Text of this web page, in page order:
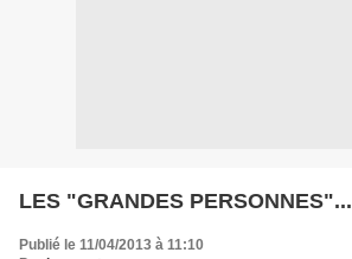
LES "GRANDES PERSONNES"...
Publié le 11/04/2013 à 11:10